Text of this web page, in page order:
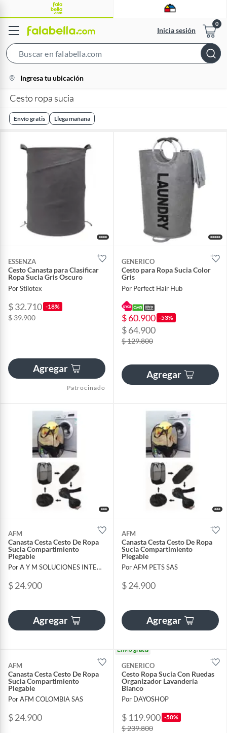
Inicia sesión
Bar
location-
icon
Ingresa tu ubicación
Cesto ropa sucia
Envío gratis Llega mañana
ESSENZA
Cesto Canasta para Clasificar
Ropa Sucia Gris Oscuro
Por Stilotex
$ 32.710 -18%
$ 39.900
Agregar
Patrocinado
GENERICO
Cesto para Ropa Sucia Color
Gris
Por Perfect Hair Hub
$ 60.900 -53%
$ 64.900
$ 129.800
Agregar
AFM
Canasta Cesta Cesto De Ropa
Sucia Compartimiento
Plegable
Por A Y M SOLUCIONES INTEGRALES SAS
$ 24.900
Agregar
AFM
Canasta Cesta Cesto De Ropa
Sucia Compartimiento
Plegable
Por AFM PETS SAS
$ 24.900
Agregar
AFM
Canasta Cesta Cesto De Ropa
Sucia Compartimiento
Plegable
Por AFM COLOMBIA SAS
$ 24.900
Envíogratis
GENERICO
Cesto Ropa Sucia Con Ruedas
Organizador Lavandería
Blanco
Por DAYOSHOP
$ 119.900 -50%
$ 239.800